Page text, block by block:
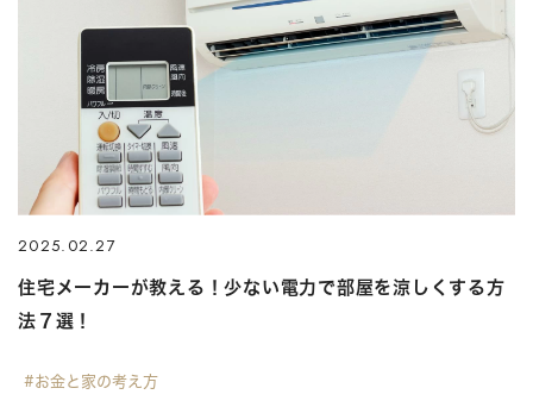
2025.02.27
住宅メーカーが教える！少ない電力で部屋を涼しくする方
法７選！
#お金と家の考え方